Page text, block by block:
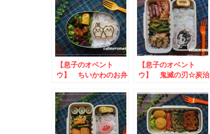
【息子のオベント
ウ】 ちいかわのお弁
【息子のオベント
ウ】 鬼滅の刃☆炭治